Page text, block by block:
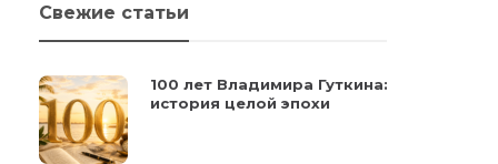
Свежие статьи
100 лет Владимира Гуткина:
история целой эпохи